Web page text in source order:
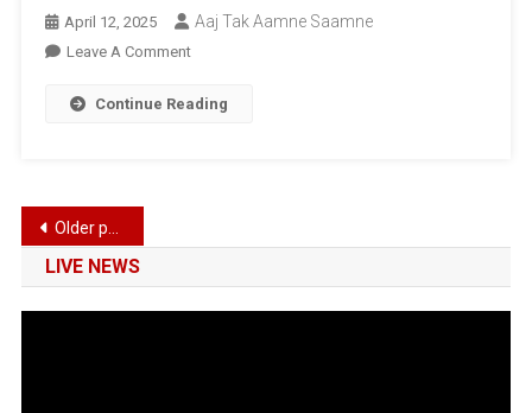
April 12, 2025 Aaj Tak Aamne Saamne
Leave A CommentOn
तक
Continue Reading
Posts
navigation
Older posts
LIVE NEWS